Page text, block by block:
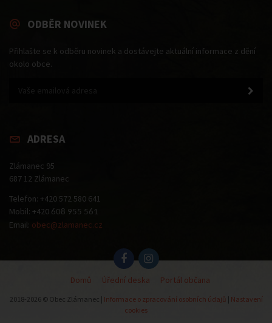
ODBĚR NOVINEK
Přihlašte se k odběru novinek a dostávejte aktuální informace z dění
okolo obce.
ADRESA
Zlámanec 95
687 12 Zlámanec
Telefon: +420 572 580 641
Mobil: +420 608 955 561
Email: obec@zlamanec.cz
Domů Úřední deska Portál občana
2018-2026 © Obec Zlámanec | Informace o zpracování osobních údajů | Nastavení
cookies